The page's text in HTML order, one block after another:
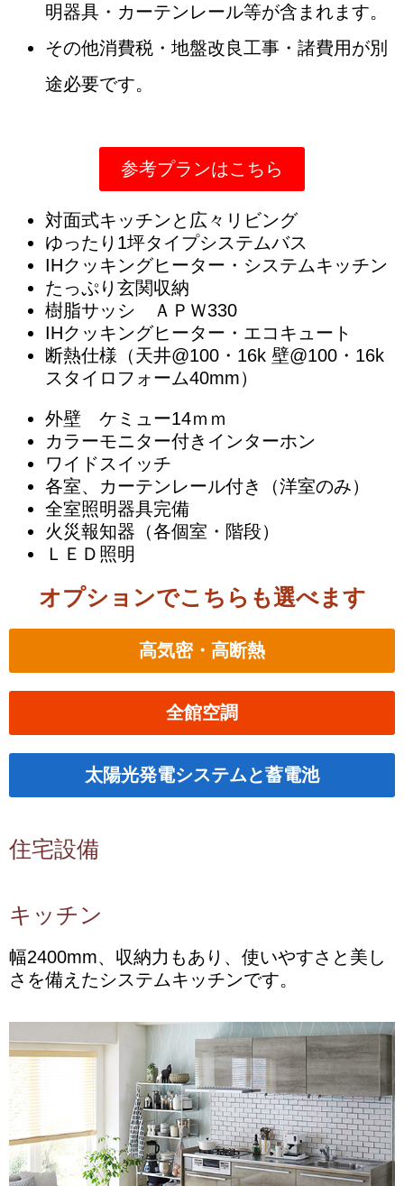
明器具・カーテンレール等が含まれます。
その他消費税・地盤改良工事・諸費用が別
途必要です。
参考プランはこちら
対面式キッチンと広々リビング
ゆったり1坪タイプシステムバス
IHクッキングヒーター・システムキッチン
たっぷり玄関収納
樹脂サッシ ＡＰＷ330
IHクッキングヒーター・エコキュート
断熱仕様（天井@100・16k 壁@100・16k
スタイロフォーム40mm）
外壁 ケミュー14ｍｍ
カラーモニター付きインターホン
ワイドスイッチ
各室、カーテンレール付き（洋室のみ）
全室照明器具完備
火災報知器（各個室・階段）
ＬＥＤ照明
オプションでこちらも選べます
高気密・高断熱
全館空調
太陽光発電システムと蓄電池
住宅設備
キッチン
幅2400mm、収納力もあり、使いやすさと美し
さを備えたシステムキッチンです。